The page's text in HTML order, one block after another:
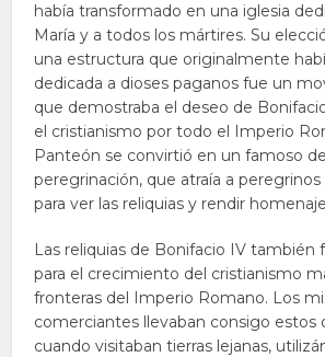
había transformado en una iglesia
María y a todos los mártires. Su
una estructura que originalmente
dedicada a dioses paganos fue un
que demostraba el deseo de
el cristianismo por todo el Imperio
Panteón se convirtió en un famoso
peregrinación, que atraía a
para ver las reliquias y rendir
Las reliquias de Bonifacio IV también
para el crecimiento del cristianismo
fronteras del Imperio Romano. Los
comerciantes llevaban consigo estos
cuando visitaban tierras lejanas,